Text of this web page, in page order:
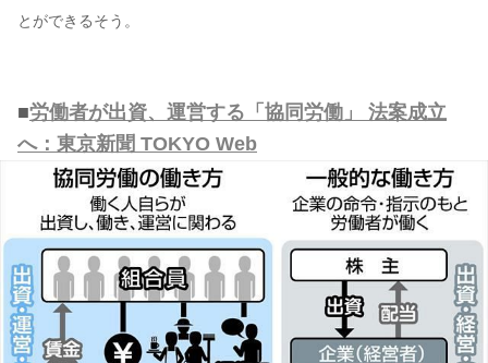
とができるそう。
■労働者が出資、運営する「協同労働」 法案成立
へ：東京新聞 TOKYO Web